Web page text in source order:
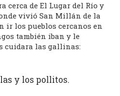
cerca de El Lugar del Río y
vivió San Millán de la
ir los pueblos cercanos en
también iban y le
cuidara las gallinas:
y los pollitos.